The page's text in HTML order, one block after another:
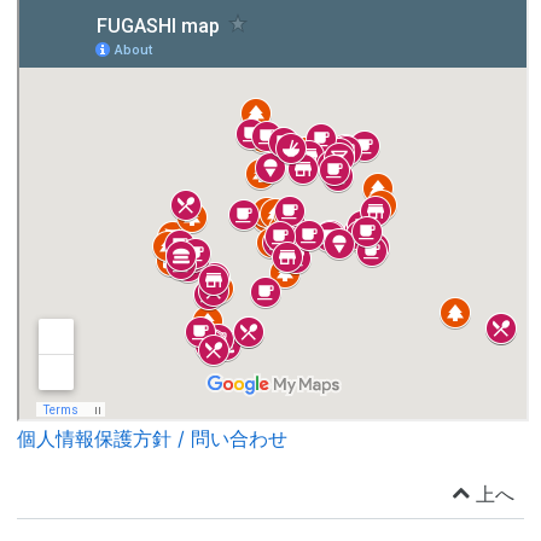
個人情報保護方針 / 問い合わせ
上へ